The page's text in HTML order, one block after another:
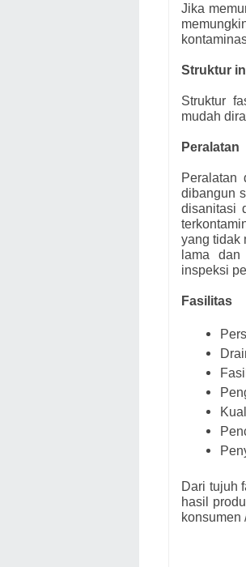
Jika
Struktur
Struktur
mudah
Peralatan
Peralatan
dibangun
disanitasi
yang tidak
lama
inspeksi
Fasilitas
Dari tujuh
hasil
konsumen